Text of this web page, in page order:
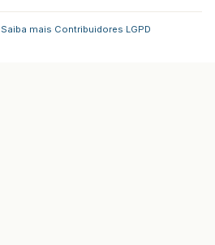
Saiba mais Contribuidores LGPD